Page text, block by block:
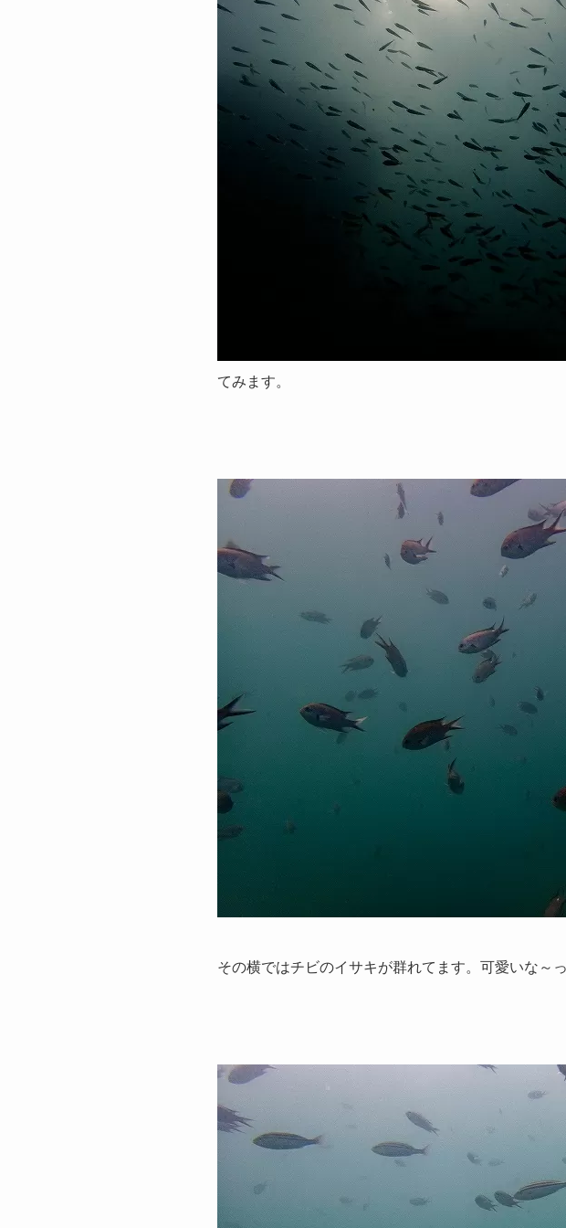
てみます。
その横ではチビのイサキが群れてます。可愛いな～